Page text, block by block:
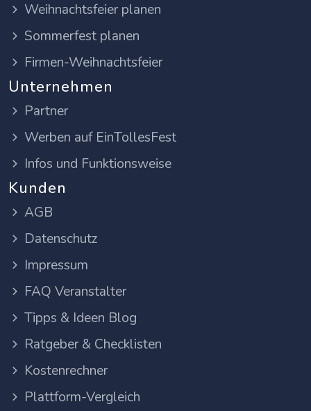
Weihnachtsfeier planen
Sommerfest planen
Firmen-Weihnachtsfeier
Unternehmen
Partner
Werben auf EinTollesFest
Infos und Funktionsweise
Kunden
AGB
Datenschutz
Impressum
FAQ Veranstalter
Tipps & Ideen Blog
Ratgeber & Checklisten
Kostenrechner
Plattform-Vergleich